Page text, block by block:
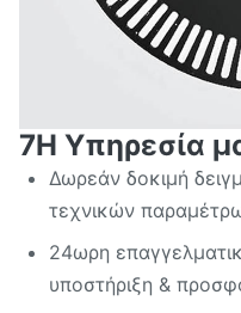
7Η Υπηρεσία
Δωρεάν δοκιμή
τεχνικών
24ωρη
υποστήριξη &